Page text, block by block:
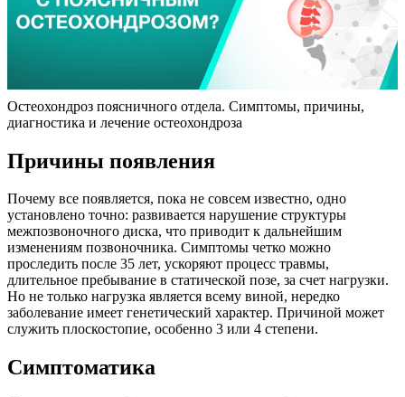
Остеохондроз поясничного отдела. Симптомы, причины,
диагностика и лечение остеохондроза
Причины появления
Почему все появляется, пока не совсем известно, одно
установлено точно: развивается нарушение структуры
межпозвоночного диска, что приводит к дальнейшим
изменениям позвоночника. Симптомы четко можно
проследить после 35 лет, ускоряют процесс травмы,
длительное пребывание в статической позе, за счет нагрузки.
Но не только нагрузка является всему виной, нередко
заболевание имеет генетический характер. Причиной может
служить плоскостопие, особенно 3 или 4 степени.
Симптоматика